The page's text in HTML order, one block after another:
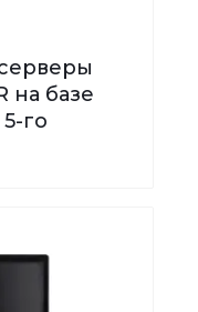
на базе
го